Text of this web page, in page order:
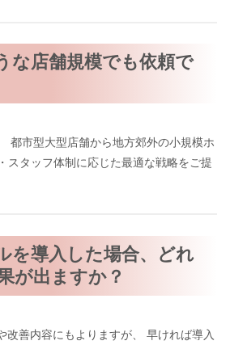
な店舗規模でも依頼で
都市型大型店舗から地方郊外の小規模ホ
スタッフ体制に応じた最適な戦略をご提
を導入した場合、どれ
が出ますか？
改善内容にもよりますが、 早ければ導入